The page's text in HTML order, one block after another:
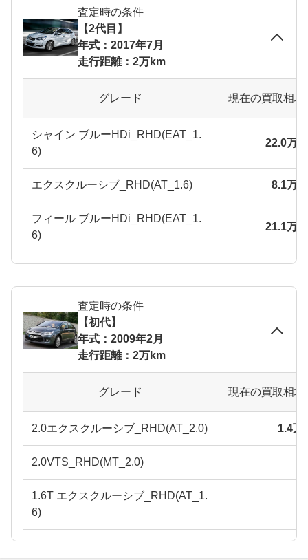
査定時の条件
【2代目】
年式：2017年7月
走行距離：2万km
グレード 現在の買取相
シャイン ブルーHDi_RHD(EAT_1.
6)
22.0万
エクスクルーシブ_RHD(AT_1.6) 8.1万
フィール ブルーHDi_RHD(EAT_1.
6)
21.1万
査定時の条件
【初代】
年式：2009年2月
走行距離：2万km
グレード 現在の買取相
2.0エクスクルーシブ_RHD(AT_2.0) 1.4万
2.0VTS_RHD(MT_2.0)
1.6T エクスクルーシブ_RHD(AT_1.
6)